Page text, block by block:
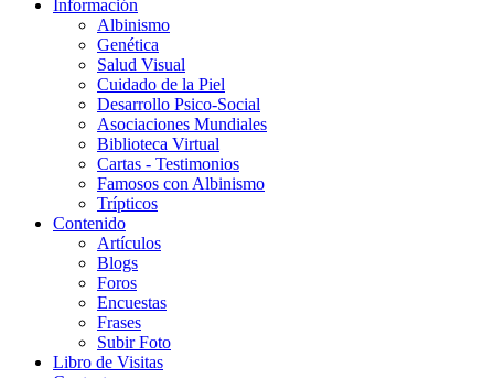
Información
Albinismo
Genética
Salud Visual
Cuidado de la Piel
Desarrollo Psico-Social
Asociaciones Mundiales
Biblioteca Virtual
Cartas - Testimonios
Famosos con Albinismo
Trípticos
Contenido
Artículos
Blogs
Foros
Encuestas
Frases
Subir Foto
Libro de Visitas